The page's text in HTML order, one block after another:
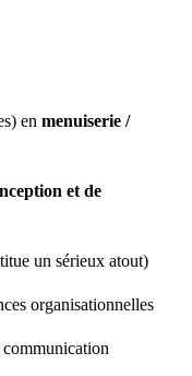
en menuiserie /
et de
un sérieux atout)
organisationnelles
communication